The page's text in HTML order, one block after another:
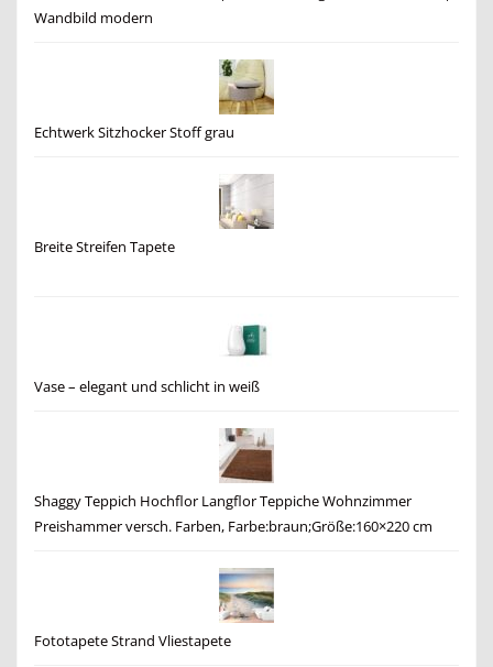
Wandbild modern
Echtwerk Sitzhocker Stoff grau
Breite Streifen Tapete
Vase – elegant und schlicht in weiß
Shaggy Teppich Hochflor Langflor Teppiche Wohnzimmer
Preishammer versch. Farben, Farbe:braun;Größe:160×220 cm
Fototapete Strand Vliestapete